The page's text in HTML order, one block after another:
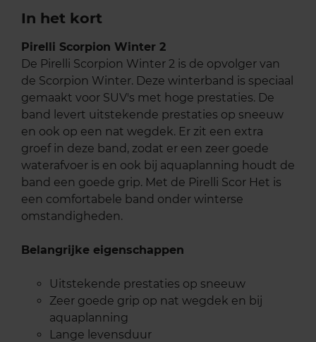
In het kort
Pirelli Scorpion Winter 2
De Pirelli Scorpion Winter 2 is de opvolger van
de Scorpion Winter. Deze winterband is speciaal
gemaakt voor SUV's met hoge prestaties. De
band levert uitstekende prestaties op sneeuw
en ook op een nat wegdek. Er zit een extra
groef in deze band, zodat er een zeer goede
waterafvoer is en ook bij aquaplanning houdt de
band een goede grip. Met de Pirelli Scor Het is
een comfortabele band onder winterse
omstandigheden.
Belangrijke eigenschappen
Uitstekende prestaties op sneeuw
Zeer goede grip op nat wegdek en bij
aquaplanning
Lange levensduur